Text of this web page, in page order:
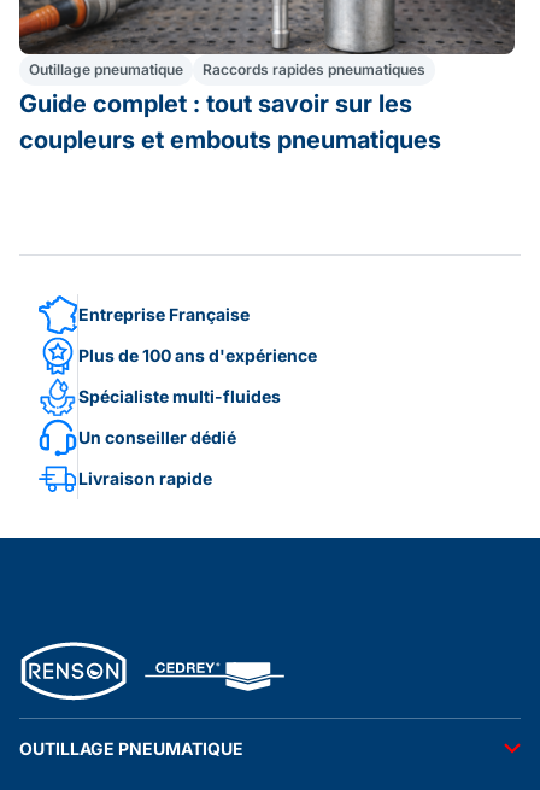
Outillage pneumatique Raccords rapides pneumatiques
Guide complet : tout savoir sur les
coupleurs et embouts pneumatiques
Entreprise Française
Plus de 100 ans d'expérience
Spécialiste multi-fluides
Un conseiller dédié
Livraison rapide
OUTILLAGE PNEUMATIQUE